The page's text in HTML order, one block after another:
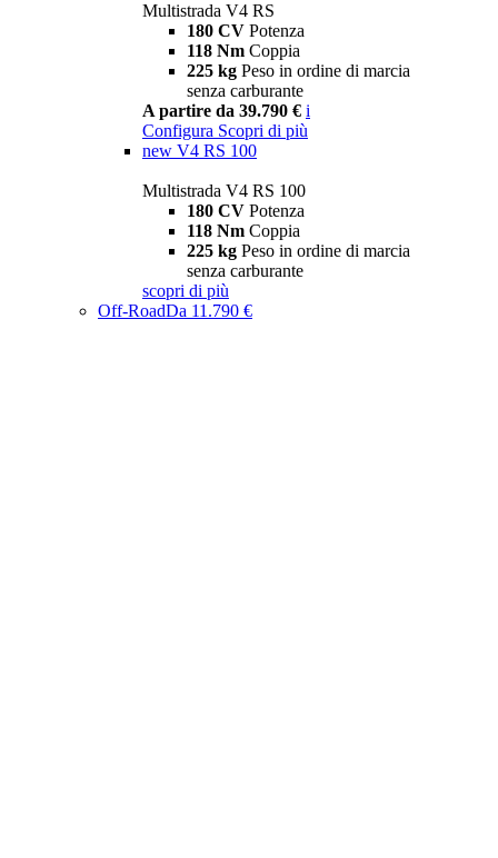
Multistrada V4 RS
180 CV Potenza
118 Nm Coppia
225 kg Peso in ordine di marcia
senza carburante
A partire da 39.790 € i
Configura Scopri di più
new V4 RS 100
Multistrada V4 RS 100
180 CV Potenza
118 Nm Coppia
225 kg Peso in ordine di marcia
senza carburante
scopri di più
Off-RoadDa 11.790 €